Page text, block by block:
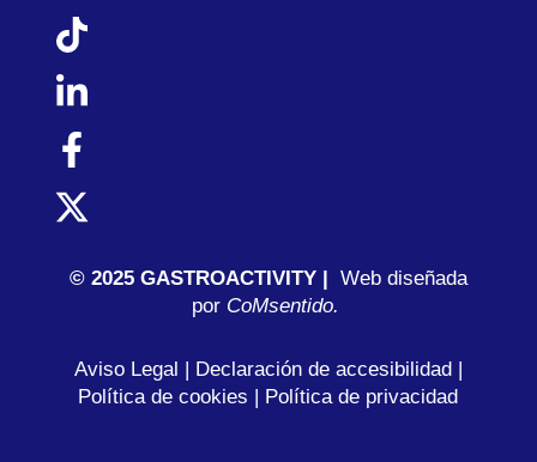
© 2025 GASTROACTIVITY |
Web diseñada
porCoMsentido.
Aviso Legal Declaración de accesibilidad
Política de cookies
Política de privacidad